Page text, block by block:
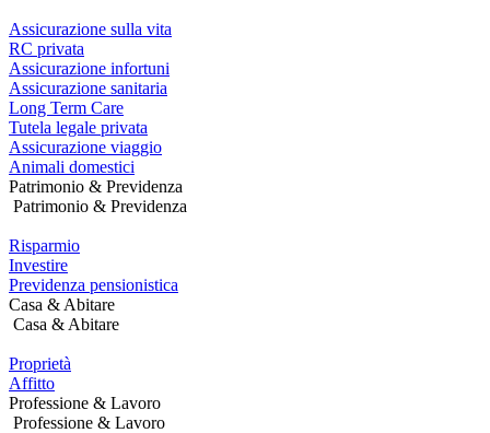
Assicurazione sulla vita
RC privata
Assicurazione infortuni
Assicurazione sanitaria
Long Term Care
Tutela legale privata
Assicurazione viaggio
Animali domestici
Patrimonio & Previdenza
Patrimonio & Previdenza
Risparmio
Investire
Previdenza pensionistica
Casa & Abitare
Casa & Abitare
Proprietà
Affitto
Professione & Lavoro
Professione & Lavoro